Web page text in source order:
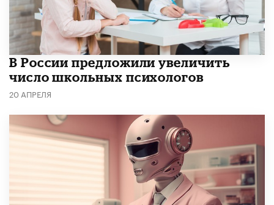
В России предложили увеличить
число школьных психологов
20 АПРЕЛЯ